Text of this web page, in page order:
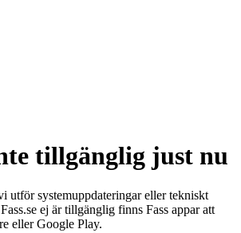
tillgänglig just nu
utför systemuppdateringar eller tekniskt
ej är tillgänglig finns Fass appar att
eller Google Play.